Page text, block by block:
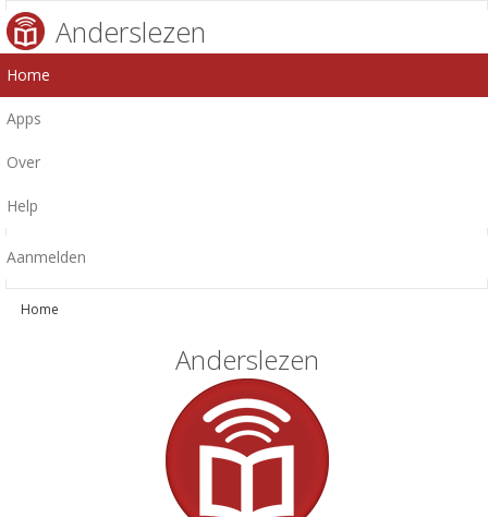
Anderslezen
Home
Apps
Over
Help
Aanmelden
Home
Anderslezen